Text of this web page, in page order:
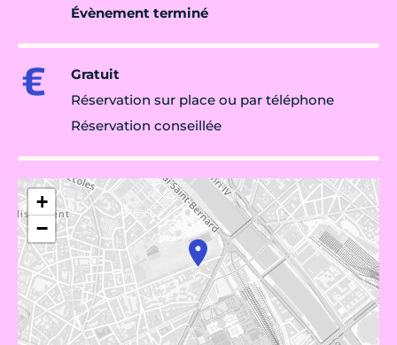
Évènement terminé
Gratuit
Réservation sur place ou par téléphone
Réservation conseillée
+
−